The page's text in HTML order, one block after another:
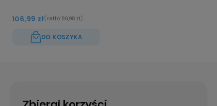
106,99 zł(netto: 86,98 zł)
DO KOSZYKA